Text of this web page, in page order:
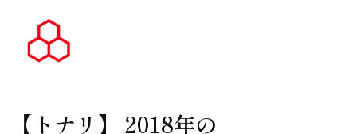
【トナリ】 2018年の